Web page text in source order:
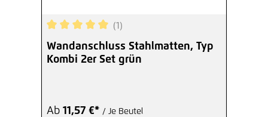
Durchschnittliche Bewertung von 5 von 5
(1)
Wandanschluss Stahlmatten, Typ
Kombi 2er Set grün
Ab 11,57 €* / Je Beutel